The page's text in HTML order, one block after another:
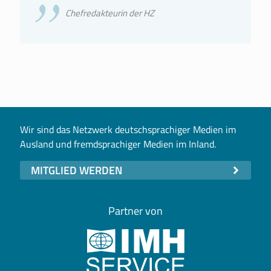
Chefredakteurin der HZ
Wir sind das Netzwerk deutschsprachiger Medien im
Ausland und fremdsprachiger Medien im Inland.
MITGLIED WERDEN
Partner von